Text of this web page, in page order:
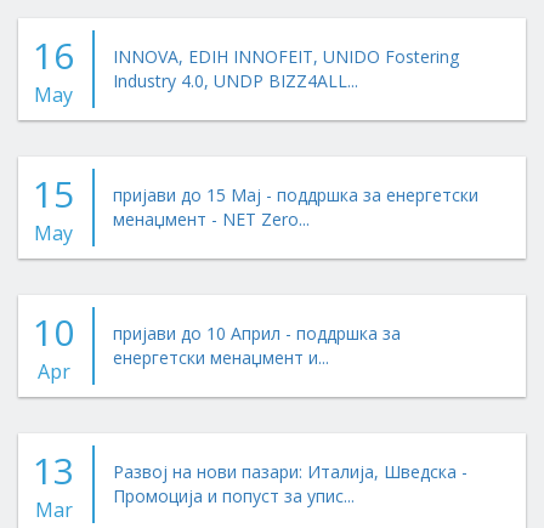
16
May
INNOVA, EDIH INNOFEIT, UNIDO Fostering
Industry 4.0, UNDP BIZZ4ALL...
15
May
пријави до 15 Мај - поддршка за енергетски
менаџмент - NET Zero...
10
Apr
пријави до 10 Април - поддршка за
енергетски менаџмент и...
13
Mar
Развој на нови пазари: Италија, Шведска -
Промоција и попуст за упис...